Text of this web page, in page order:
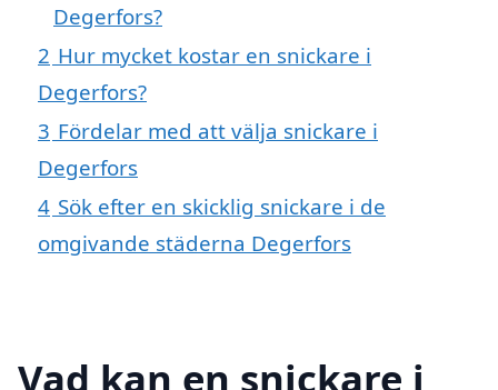
Degerfors?
2 Hur mycket kostar en snickare i
Degerfors?
3 Fördelar med att välja snickare i
Degerfors
4 Sök efter en skicklig snickare i de
omgivande städerna Degerfors
Vad kan en snickare i